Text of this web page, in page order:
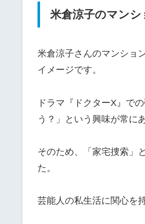
米倉涼子のマン
米倉涼子さんのマンショ
イメージです。
ドラマ『ドクターX』で
う？」という興味が常に
そのため、「家宅捜索」
た。
芸能人の私生活に関心を